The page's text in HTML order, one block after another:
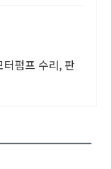
펌프 수리, 판